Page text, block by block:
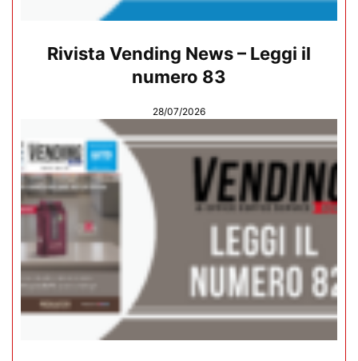
Rivista Vending News – Leggi il
numero 83
28/07/2026